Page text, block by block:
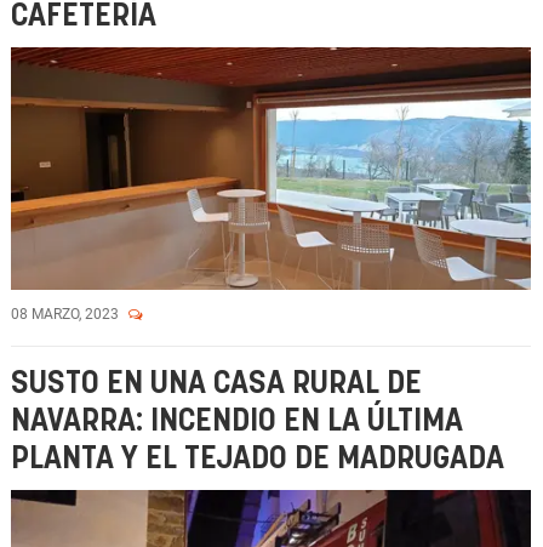
CAFETERÍA
08 MARZO, 2023
SUSTO EN UNA CASA RURAL DE
NAVARRA: INCENDIO EN LA ÚLTIMA
PLANTA Y EL TEJADO DE MADRUGADA